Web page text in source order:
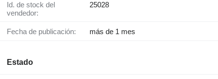
Id. de stock del
vendedor:
25028
Fecha de publicación: más de 1 mes
Estado